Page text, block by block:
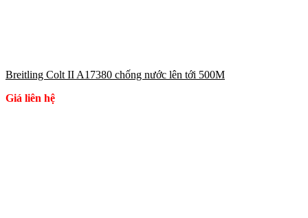
Breitling Colt II A17380 chống nước lên tới 500M
Giá liên hệ